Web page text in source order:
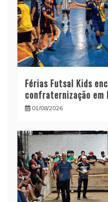
Férias Futsal Kids
confraternização em
01/08/2026